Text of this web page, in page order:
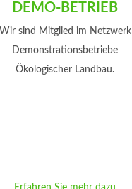
DEMO-BETRIEB
Wir sind Mitglied im Netzwerk
Demonstrationsbetriebe
Ökologischer Landbau.